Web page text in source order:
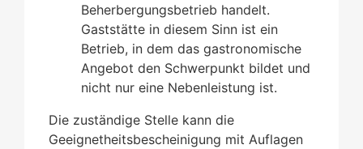
Beherbergungsbetrieb handelt.
Gaststätte in diesem Sinn ist ein
Betrieb, in dem das gastronomische
Angebot den Schwerpunkt bildet und
nicht nur eine Nebenleistung ist.
Die zuständige Stelle kann die
Geeignetheitsbescheinigung mit Auflagen